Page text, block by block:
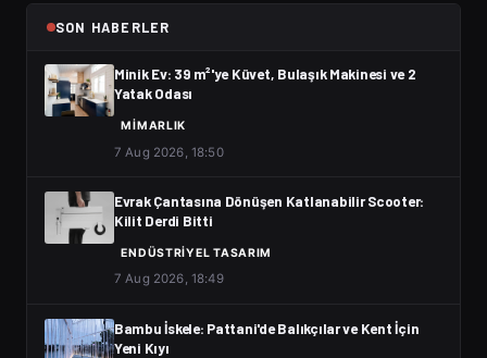
SON HABERLER
Minik Ev: 39 m²'ye Küvet, Bulaşık Makinesi ve 2
Yatak Odası
MIMARLIK
7 Aug 2026, 18:50
Evrak Çantasına Dönüşen Katlanabilir Scooter:
Kilit Derdi Bitti
ENDÜSTRIYEL TASARIM
7 Aug 2026, 18:49
Bambu İskele: Pattani'de Balıkçılar ve Kent İçin
Yeni Kıyı